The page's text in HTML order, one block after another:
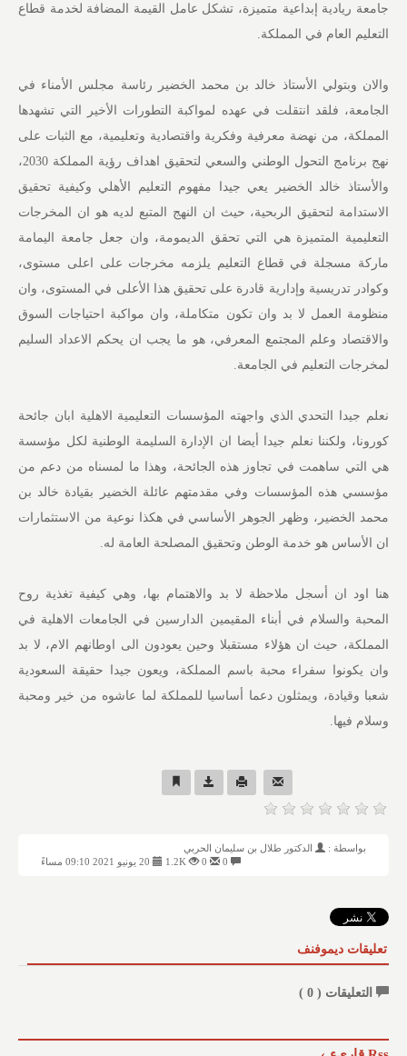
جامعة ريادية إبداعية متميزة، تشكل عامل القيمة المضافة لخدمة قطاع
التعليم العام في المملكة.
والان وبتولي الأستاذ خالد بن محمد الخضير رئاسة مجلس الأمناء في
الجامعة، فلقد انتقلت في عهده لمواكبة التطورات الأخير التي تشهدها
المملكة، من نهضة معرفية وفكرية واقتصادية وتعليمية، مع الثبات على
نهج برنامج التحول الوطني والسعي لتحقيق اهداف رؤية المملكة 2030،
والأستاذ خالد الخضير يعي جيدا مفهوم التعليم الأهلي وكيفية تحقيق
الاستدامة لتحقيق الربحية، حيث ان النهج المتبع لديه هو ان المخرجات
التعليمية المتميزة هي التي تحقق الديمومة، وان جعل جامعة اليمامة
ماركة مسجلة في قطاع التعليم يلزمه مخرجات على اعلى مستوى،
وكوادر تدريسية وإدارية قادرة على تحقيق هذا الأعلى في المستوى، وان
منظومة العمل لا بد وان تكون متكاملة، وان مواكبة احتياجات السوق
والاقتصاد وعلم المجتمع المعرفي، هو ما يجب ان يحكم الاعداد السليم
لمخرجات التعليم في الجامعة.
نعلم جيدا التحدي الذي واجهته المؤسسات التعليمية الاهلية ابان جائحة
كورونا، ولكننا نعلم جيدا أيضا ان الإدارة السليمة الوطنية لكل مؤسسة
هي التي ساهمت في تجاوز هذه الجائحة، وهذا ما لمسناه من دعم من
مؤسسي هذه المؤسسات وفي مقدمتهم عائلة الخضير بقيادة خالد بن
محمد الخضير، وظهر الجوهر الأساسي في هكذا نوعية من الاستثمارات
ان الأساس هو خدمة الوطن وتحقيق المصلحة العامة له.
هنا اود ان أسجل ملاحظة لا بد والاهتمام بها، وهي كيفية تغذية روح
المحبة والسلام في أبناء المقيمين الدارسين في الجامعات الاهلية في
المملكة، حيث ان هؤلاء مستقبلا وحين يعودون الى اوطانهم الام، لا بد
وان يكونوا سفراء محبة باسم المملكة، ويعون جيدا حقيقة السعودية
شعبا وقيادة، ويمثلون دعما أساسيا للمملكة لما عاشوه من خير ومحبة
وسلام فيها.
بواسطة :
الدكتور طلال بن سليمان الحربي
1.2K
تعليقات ديموفنف
التعليقات ( 0
)